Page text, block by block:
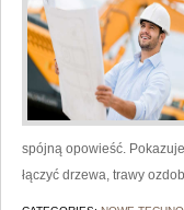
spójną opowieść.
łączyć drzewa, trawy